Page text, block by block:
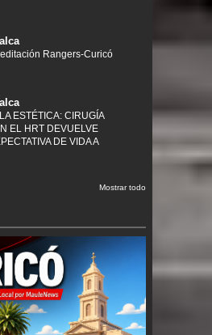
Rangers-Curicó
ESTÉTICA: CIRUGÍA
EL HRT DEVUELVE
DE VIDA A
Mostrar todo